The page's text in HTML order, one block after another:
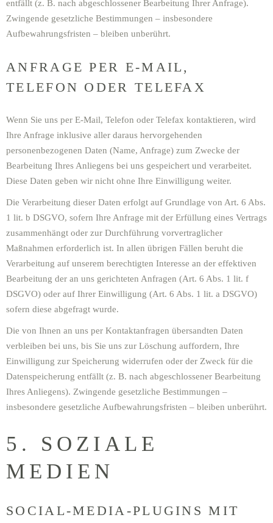
entfällt (z. B. nach abgeschlossener Bearbeitung Ihrer Anfrage).
Zwingende gesetzliche Bestimmungen – insbesondere
Aufbewahrungsfristen – bleiben unberührt.
ANFRAGE PER E-MAIL,
TELEFON ODER TELEFAX
Wenn Sie uns per E-Mail, Telefon oder Telefax kontaktieren, wird
Ihre Anfrage inklusive aller daraus hervorgehenden
personenbezogenen Daten (Name, Anfrage) zum Zwecke der
Bearbeitung Ihres Anliegens bei uns gespeichert und verarbeitet.
Diese Daten geben wir nicht ohne Ihre Einwilligung weiter.
Die Verarbeitung dieser Daten erfolgt auf Grundlage von Art. 6 Abs.
1 lit. b DSGVO, sofern Ihre Anfrage mit der Erfüllung eines Vertrags
zusammenhängt oder zur Durchführung vorvertraglicher
Maßnahmen erforderlich ist. In allen übrigen Fällen beruht die
Verarbeitung auf unserem berechtigten Interesse an der effektiven
Bearbeitung der an uns gerichteten Anfragen (Art. 6 Abs. 1 lit. f
DSGVO) oder auf Ihrer Einwilligung (Art. 6 Abs. 1 lit. a DSGVO)
sofern diese abgefragt wurde.
Die von Ihnen an uns per Kontaktanfragen übersandten Daten
verbleiben bei uns, bis Sie uns zur Löschung auffordern, Ihre
Einwilligung zur Speicherung widerrufen oder der Zweck für die
Datenspeicherung entfällt (z. B. nach abgeschlossener Bearbeitung
Ihres Anliegens). Zwingende gesetzliche Bestimmungen –
insbesondere gesetzliche Aufbewahrungsfristen – bleiben unberührt.
5. SOZIALE
MEDIEN
SOCIAL-MEDIA-PLUGINS MIT